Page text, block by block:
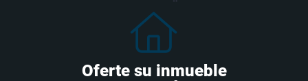
Oferte su inmueble